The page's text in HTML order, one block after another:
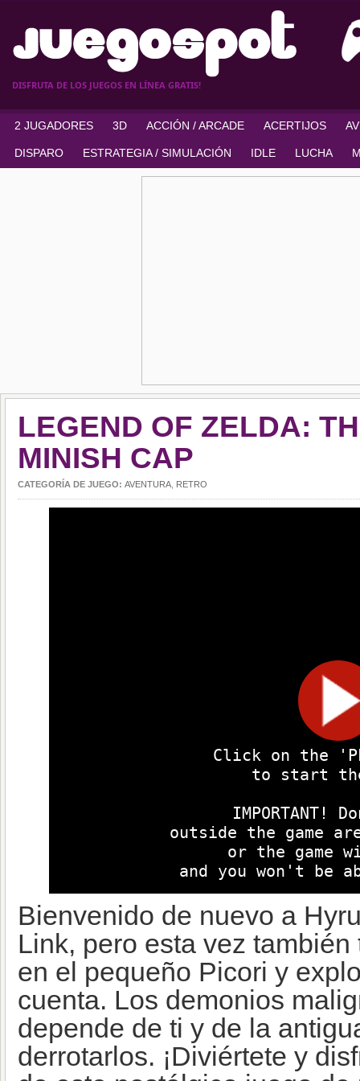
DISFRUTA DE LOS JUEGOS EN LÍNEA GRATIS!
2 JUGADORES 3D ACCIÓN / ARCADE ACERTIJOS
DISPARO ESTRATEGIA / SIMULACIÓN IDLE LUCHA
LEGEND OF ZELDA:
MINISH CAP
CATEGORÍA DE JUEGO: AVENTURA RETRO
Bienvenido de nuevo a
Link, pero esta vez
en el pequeño Picori y
cuenta. Los demonios
depende de ti y de la
derrotarlos. ¡Diviértete y